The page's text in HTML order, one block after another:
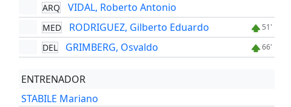
ARQ VIDAL, Roberto Antonio
MED RODRIGUEZ, Gilberto Eduardo 51'
DEL GRIMBERG, Osvaldo 66'
ENTRENADOR
STABILE Mariano